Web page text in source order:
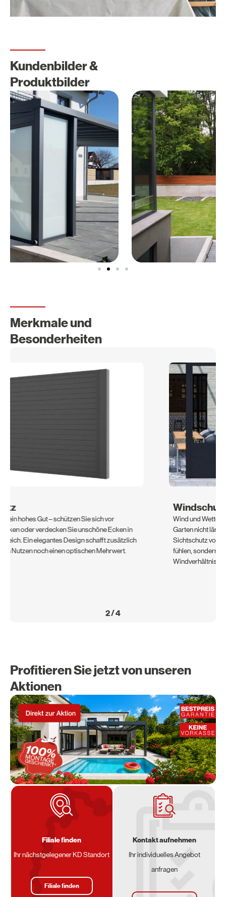
Kundenbilder &
Produktbilder
Merkmale und
Besonderheiten
Wind und Wetter sollten Sie auf Ihrer Terrasse oder in Ihrem
Garten nicht länger einschränken. Mit dem richtigen
Sichtschutz von KD können Sie sich nicht nur unbeobachtet
fühlen, sondern Sie sind auch optimal vor stürmischen
2/4
Profitieren Sie jetzt von unseren
Aktionen
Filiale finden
Ihr nächstgelegener KD Standort
Filiale finden
Kontakt aufnehmen
Ihr individuelles Angebot
anfragen